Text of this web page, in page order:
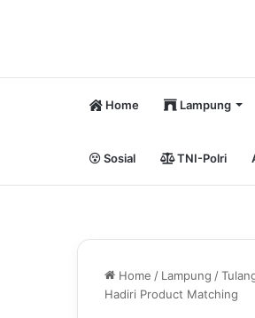
Home Lampung
Sosial TNI-Polri
Home / Lampung /
Hadiri Product Matching